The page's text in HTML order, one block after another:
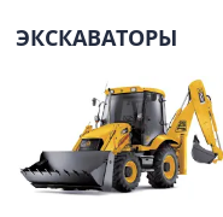
ЭКСКАВАТОРЫ